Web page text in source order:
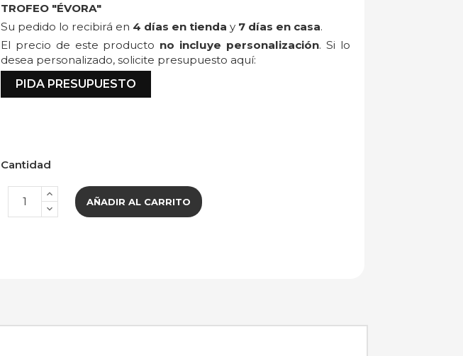
TROFEO "ÉVORA"
Su pedido lo recibirá en 4 días en tienda y 7 días en casa.
El precio de este producto no incluye personalización. Si lo
desea personalizado, solicite presupuesto aquí:
PIDA PRESUPUESTO
Cantidad
AÑADIR AL CARRITO